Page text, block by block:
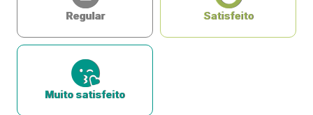
Regular Satisfeito
Muito satisfeito